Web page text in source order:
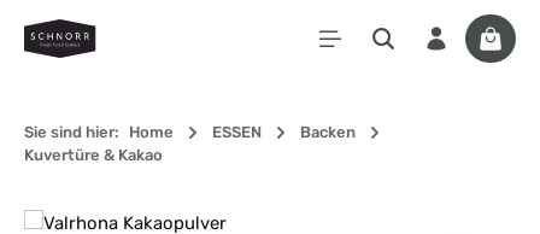
Zum Hauptinhalt springen
Sie sind hier: Home ESSEN
Backen
Kuvertüre & Kakao
Bildergalerie überspringen